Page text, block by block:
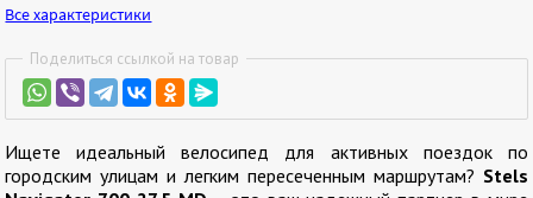
Все характеристики
Поделиться ссылкой на товар
Ищете идеальный велосипед для активных поездок по
городским улицам и легким пересеченным маршрутам? Stels